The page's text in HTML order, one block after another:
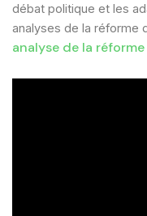
débat politique et les
analyses de la réforme
analyse de la